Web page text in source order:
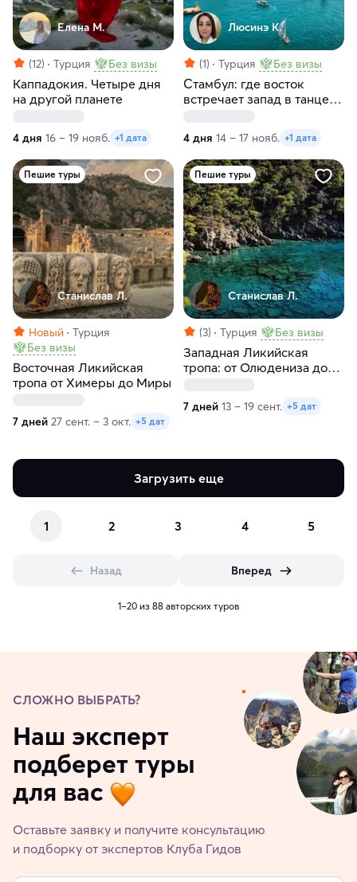
Елена М.
(12) Турция Без визы
Каппадокия. Четыре дня
на другой планете
4 дня 16 – 19 нояб. +1 дата
Люсинэ К.
(1) Турция Без визы
Стамбул: где восток
встречает запад в танце
4 дня 14 – 17 нояб. +1 дата
Пешие туры
Станислав Л.
Новый
Турция
Без визы
Восточная Ликийская
тропа от Химеры до Миры
7 дней 27 сент. – 3 окт. +5 дат
Пешие туры
Станислав Л.
(3) Турция Без визы
Западная Ликийская
тропа: от Олюдениза до
7 дней 13 – 19 сент. +5 дат
Загрузить еще
1 2 3 4 5
Назад Вперед
1–20 из 88 авторских туров
СЛОЖНО ВЫБРАТЬ?
Наш эксперт
подберет туры
для вас
Оставьте заявку и получите консультацию
и подборку от экспертов Клуба Гидов